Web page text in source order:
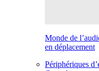
Monde de
en déplacement
Périphériques